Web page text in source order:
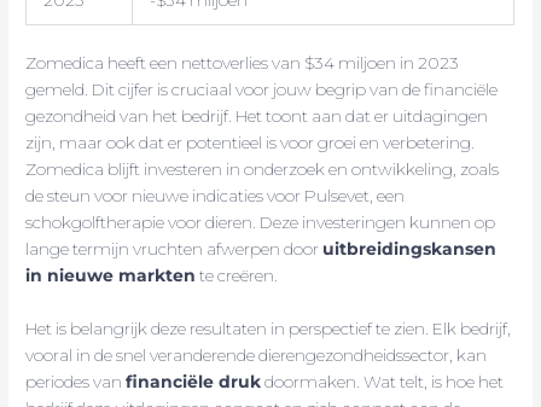
Zomedica heeft een nettoverlies van $34 miljoen in 2023
gemeld. Dit cijfer is cruciaal voor jouw begrip van de financiële
gezondheid van het bedrijf. Het toont aan dat er uitdagingen
zijn, maar ook dat er potentieel is voor groei en verbetering.
Zomedica blijft investeren in onderzoek en ontwikkeling, zoals
de steun voor nieuwe indicaties voor Pulsevet, een
schokgolftherapie voor dieren. Deze investeringen kunnen op
lange termijn vruchten afwerpen door uitbreidingskansen
in nieuwe markten te creëren.
Het is belangrijk deze resultaten in perspectief te zien. Elk bedrijf,
vooral in de snel veranderende dierengezondheidssector, kan
periodes vanfinanciële drukdoormaken. Wat telt, is hoe het